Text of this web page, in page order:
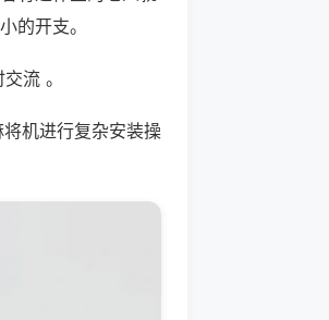
的开支。
流 。
机进行复杂安装操